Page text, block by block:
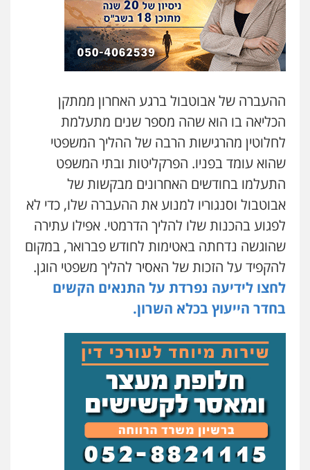
עו"ד דניאל דרוביצקי
פלילי משפחה צבאי
0526409925
שחר מנדלמן, שלומציון גבאי מנדלמן
– משרד עורכי דין
פלילי התמחות בייצוג בעבירות מין
0505522334
עו"ד אלינור מתיתיה
פלילי תעבורה צבאי משפחה
0526577766
עו"ד עמית רוזנצויג
משפט פלילי דיני תעבורה
0532700200
עו"ד אור בן שאנן
פלילי מעצרים וחקירות
0549199449
עו"ד מוחמד רחאל
פלילי פשיעה חמורה צווארון לבן
מעצרים וחקירות
0502228917
ההעברה של אבוטבול ברגע האחרון ממתקן
הכליאה בו הוא שהה מספר שנים מתעלמת
לחלוטין מהרגישות הרבה של ההליך המשפטי
שהוא עומד בפניו. הפרקליטות ובתי המשפט
התעלמו בחודשים האחרונים מבקשות של
אבוטבול וסנגוריו למנוע את ההעברה שלו, כדי לא
לפגוע בהכנות שלו להליך הדרמטי. אפילו עתירה
שהוגשה נדחתה באטימות לחודש פברואר, במקום
להקפיד על הזכות של האסיר להליך משפטי הוגן.
לחצו לידיעה נפרדת על התנאים הקשים
בחדר הייעוץ בכלא השרון.